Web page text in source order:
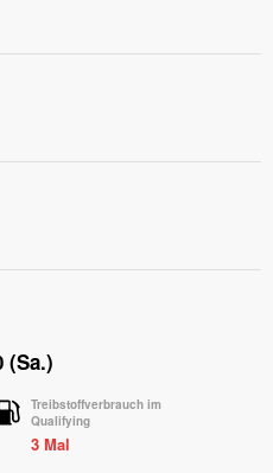
(Sa.)
Treibstoffverbrauch im
Qualifying
3 Mal